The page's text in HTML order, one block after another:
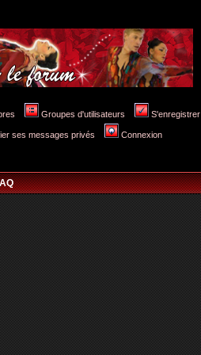
Groupes d'utilisateurs S'enregistrer
ses messages privés Connexion